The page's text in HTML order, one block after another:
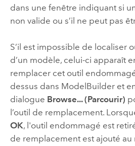
dans une fenêtre indiquant si
non valide ou s’il ne peut pas
S’il est impossible de localiser
d’un modèle, celui-ci apparaît
remplacer cet outil
dessus dans ModelBuilderet
dialogue Browse... (Parcourir)
l’outil de remplacement.
OK, l'outil endommagé est
de remplacement est ajouté au